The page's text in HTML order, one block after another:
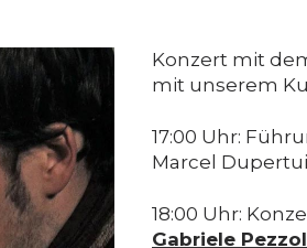
Konzert mit
mit unserem
17:00 Uhr:
Marcel
18:00 Uhr:
Gabriele